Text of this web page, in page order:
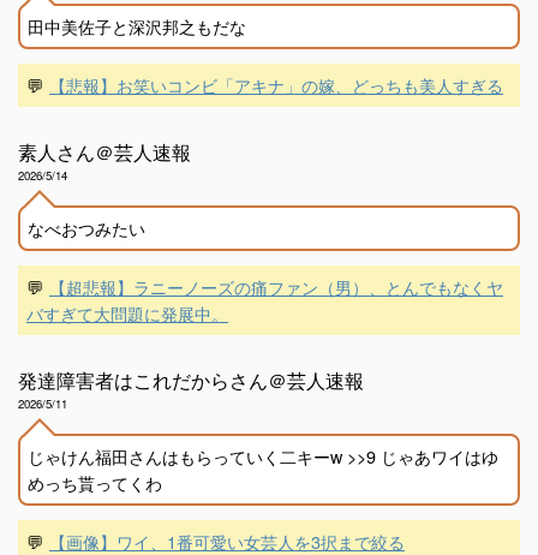
田中美佐子と深沢邦之もだな
💬 【悲報】お笑いコンビ「アキナ」の嫁、どっちも美人すぎる
素人さん＠芸人速報
2026/5/14
なべおつみたい
💬
【超悲報】ラニーノーズの痛ファン（男）、とんでもなくヤ
バすぎて大問題に発展中。
発達障害者はこれだからさん＠芸人速報
2026/5/11
じゃけん福田さんはもらっていく二キーw >>9 じゃあワイはゆ
めっち貰ってくわ
💬 【画像】ワイ、1番可愛い女芸人を3択まで絞る